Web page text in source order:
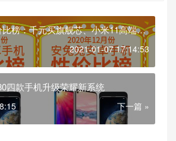
榜：千元买旗舰芯、小米11高端夺
2021-01-07 17:14:53
四款手机升级荣耀新系统
下一篇 »